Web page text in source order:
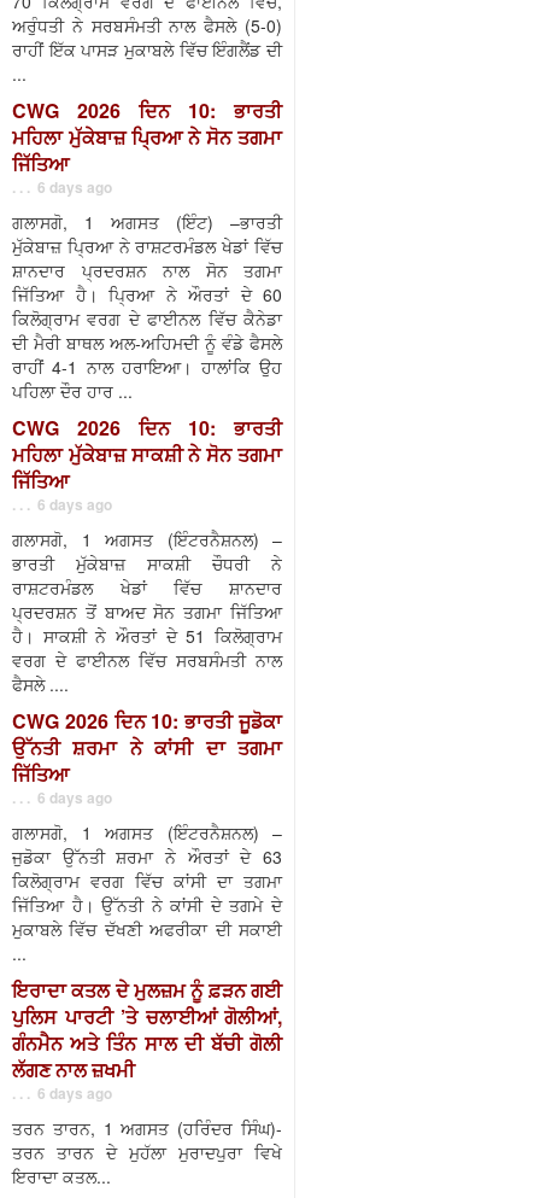
ਅਰੁੰਧਤੀ ਨੇ ਸਰਬਸੰਮਤੀ ਨਾਲ ਫੈਸਲੇ (5-0)
ਰਾਹੀਂ ਇੱਕ ਪਾਸੜ ਮੁਕਾਬਲੇ ਵਿੱਚ ਇੰਗਲੈਂਡ ਦੀ
...
CWG 2026 ਦਿਨ 10: ਭਾਰਤੀ
ਮਹਿਲਾ ਮੁੱਕੇਬਾਜ਼ ਪ੍ਰਿਆ ਨੇ ਸੋਨ ਤਗਮਾ
ਜਿੱਤਿਆ
. . . 6 days ago
ਗਲਾਸਗੋ, 1 ਅਗਸਤ (ਇੰਟ) –ਭਾਰਤੀ
ਮੁੱਕੇਬਾਜ਼ ਪ੍ਰਿਆ ਨੇ ਰਾਸ਼ਟਰਮੰਡਲ ਖੇਡਾਂ ਵਿੱਚ
ਸ਼ਾਨਦਾਰ ਪ੍ਰਦਰਸ਼ਨ ਨਾਲ ਸੋਨ ਤਗਮਾ
ਜਿੱਤਿਆ ਹੈ। ਪ੍ਰਿਆ ਨੇ ਔਰਤਾਂ ਦੇ 60
ਕਿਲੋਗ੍ਰਾਮ ਵਰਗ ਦੇ ਫਾਈਨਲ ਵਿੱਚ ਕੈਨੇਡਾ
ਦੀ ਮੈਰੀ ਬਾਥਲ ਅਲ-ਅਹਿਮਦੀ ਨੂੰ ਵੰਡੇ ਫੈਸਲੇ
ਰਾਹੀਂ 4-1 ਨਾਲ ਹਰਾਇਆ। ਹਾਲਾਂਕਿ ਉਹ
ਪਹਿਲਾ ਦੌਰ ਹਾਰ ...
CWG 2026 ਦਿਨ 10: ਭਾਰਤੀ
ਮਹਿਲਾ ਮੁੱਕੇਬਾਜ਼ ਸਾਕਸ਼ੀ ਨੇ ਸੋਨ ਤਗਮਾ
ਜਿੱਤਿਆ
. . . 6 days ago
ਗਲਾਸਗੋ, 1 ਅਗਸਤ (ਇੰਟਰਨੈਸ਼ਨਲ) –
ਭਾਰਤੀ ਮੁੱਕੇਬਾਜ਼ ਸਾਕਸ਼ੀ ਚੌਧਰੀ ਨੇ
ਰਾਸ਼ਟਰਮੰਡਲ ਖੇਡਾਂ ਵਿੱਚ ਸ਼ਾਨਦਾਰ
ਪ੍ਰਦਰਸ਼ਨ ਤੋਂ ਬਾਅਦ ਸੋਨ ਤਗਮਾ ਜਿੱਤਿਆ
ਹੈ। ਸਾਕਸ਼ੀ ਨੇ ਔਰਤਾਂ ਦੇ 51 ਕਿਲੋਗ੍ਰਾਮ
ਵਰਗ ਦੇ ਫਾਈਨਲ ਵਿੱਚ ਸਰਬਸੰਮਤੀ ਨਾਲ
ਫੈਸਲੇ ....
CWG 2026 ਦਿਨ 10: ਭਾਰਤੀ ਜੂਡੋਕਾ
ਉੱਨਤੀ ਸ਼ਰਮਾ ਨੇ ਕਾਂਸੀ ਦਾ ਤਗਮਾ
ਜਿੱਤਿਆ
. . . 6 days ago
ਗਲਾਸਗੋ, 1 ਅਗਸਤ (ਇੰਟਰਨੈਸ਼ਨਲ) –
ਜੁਡੋਕਾ ਉੱਨਤੀ ਸ਼ਰਮਾ ਨੇ ਔਰਤਾਂ ਦੇ 63
ਕਿਲੋਗ੍ਰਾਮ ਵਰਗ ਵਿੱਚ ਕਾਂਸੀ ਦਾ ਤਗਮਾ
ਜਿੱਤਿਆ ਹੈ। ਉੱਨਤੀ ਨੇ ਕਾਂਸੀ ਦੇ ਤਗਮੇ ਦੇ
ਮੁਕਾਬਲੇ ਵਿੱਚ ਦੱਖਣੀ ਅਫਰੀਕਾ ਦੀ ਸਕਾਈ
...
ਇਰਾਦਾ ਕਤਲ ਦੇ ਮੁਲਜ਼ਮ ਨੂੰ ਫ਼ੜਨ ਗਈ
ਪੁਲਿਸ ਪਾਰਟੀ ’ਤੇ ਚਲਾਈਆਂ ਗੋਲੀਆਂ,
ਗੰਨਮੈਨ ਅਤੇ ਤਿੰਨ ਸਾਲ ਦੀ ਬੱਚੀ ਗੋਲੀ
ਲੱਗਣ ਨਾਲ ਜ਼ਖਮੀ
. . . 6 days ago
ਤਰਨ ਤਾਰਨ, 1 ਅਗਸਤ (ਹਰਿੰਦਰ ਸਿੰਘ)-
ਤਰਨ ਤਾਰਨ ਦੇ ਮੁਹੱਲਾ ਮੁਰਾਦਪੁਰਾ ਵਿਖੇ
ਇਰਾਦਾ ਕਤਲ...